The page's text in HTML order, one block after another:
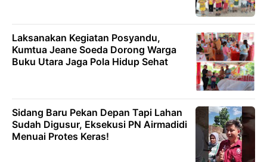
Laksanakan Kegiatan Posyandu,
Kumtua Jeane Soeda Dorong Warga
Buku Utara Jaga Pola Hidup Sehat
Sidang Baru Pekan Depan Tapi Lahan
Sudah Digusur, Eksekusi PN Airmadidi
Menuai Protes Keras!